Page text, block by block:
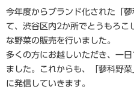
今年度からブランド化された「
て、渋谷区内2か所でとうもろこ
な野菜の販売を行いました。
多くの方にお越しいただき、一
ました。これからも、「蓼科野
に発信していきます。